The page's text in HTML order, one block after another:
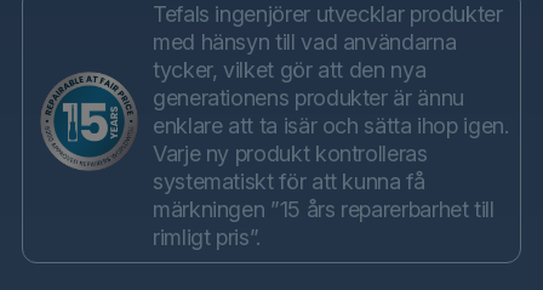
Tefals ingenjörer utvecklar produkter
med hänsyn till vad användarna
tycker, vilket gör att den nya
generationens produkter är ännu
enklare att ta isär och sätta ihop igen.
Varje ny produkt kontrolleras
systematiskt för att kunna få
märkningen ”15 års reparerbarhet till
rimligt pris”.